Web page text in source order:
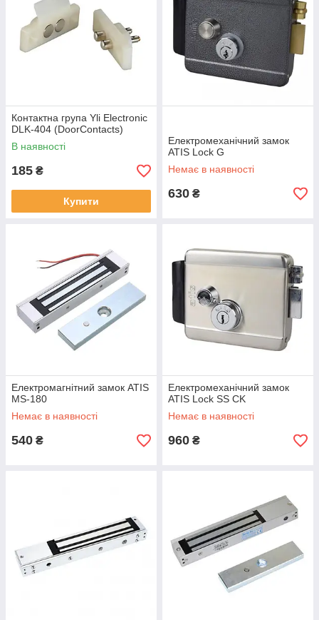
Контактна група Yli Electronic
DLK-404 (DoorContacts)
В наявності
185 ₴
Купити
Електромеханічний замок
ATIS Lock G
Немає в наявності
630 ₴
Електромагнітний замок ATIS
MS-180
Немає в наявності
540 ₴
Електромеханічний замок
ATIS Lock SS CK
Немає в наявності
960 ₴